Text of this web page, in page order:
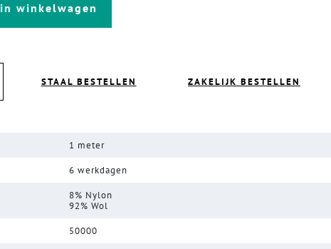
in winkelwagen
STAAL BESTELLEN ZAKELIJK BESTELLEN
1 meter
6 werkdagen
8% Nylon
92% Wol
50000